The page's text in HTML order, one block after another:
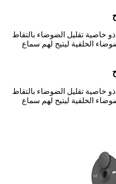
خاصية تقليل الضوضاء بالتقاط
الخلفية ليتيح لهم سماع
خاصية تقليل الضوضاء بالتقاط
الخلفية ليتيح لهم سماع